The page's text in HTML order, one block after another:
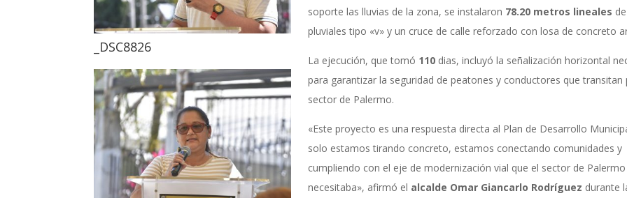
_DSC8826
soporte las lluvias de la zona, se instalaron 78.20 metros lineales
pluviales tipo «v» y un cruce de calle reforzado con losa de concreto
La ejecución, que tomó 110 dias, incluyó la señalización horizontal
para garantizar la seguridad de peatones y conductores que transitan
sector de Palermo.
«Este proyecto es una respuesta directa al Plan de Desarrollo
solo estamos tirando concreto, estamos conectando comunidades y
cumpliendo con el eje de modernización vial que el sector de Palermo
necesitaba», afirmó el alcalde Omar Giancarlo Rodríguez durante